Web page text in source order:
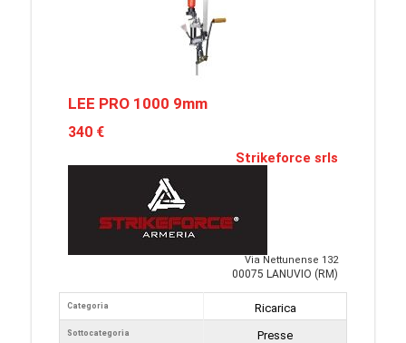
LEE PRO 1000 9mm
340 €
Strikeforce srls
Via Nettunense 132
00075 LANUVIO (RM)
Categoria
Sottocategoria
Ricarica
Presse